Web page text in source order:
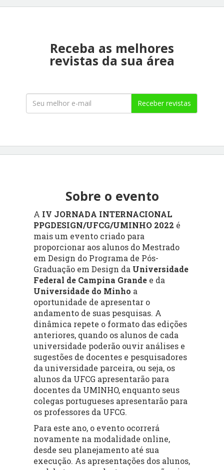
Receba as melhores
revistas da sua área
Receber revistas
Sobre o evento
A IV JORNADA INTERNACIONAL
PPGDESIGN/UFCG/UMINHO 2022 é
mais um evento criado para
proporcionar aos alunos do Mestrado
em Design do Programa de Pós-
Graduação em Design da Universidade
Federal de Campina Grande e da
Universidade do Minho a
oportunidade de apresentar o
andamento de suas pesquisas. A
dinâmica repete o formato das edições
anteriores, quando os alunos de cada
universidade poderão ouvir análises e
sugestões de docentes e pesquisadores
da universidade parceira, ou seja, os
alunos da UFCG apresentarão para
docentes da UMINHO, enquanto seus
colegas portugueses apresentarão para
os professores da UFCG.
Para este ano, o evento ocorrerá
novamente na modalidade online,
desde seu planejamento até sua
execução. As apresentações dos alunos,